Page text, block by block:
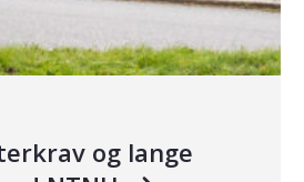
og lange